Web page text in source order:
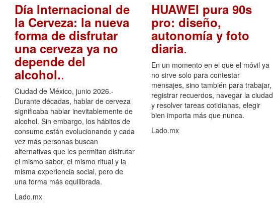
Día Internacional de
la Cerveza: la nueva
forma de disfrutar
una cerveza ya no
depende del
alcohol..
Ciudad de México, junio 2026.-
Durante décadas, hablar de cerveza
significaba hablar inevitablemente de
alcohol. Sin embargo, los hábitos de
consumo están evolucionando y cada
vez más personas buscan
alternativas que les permitan disfrutar
el mismo sabor, el mismo ritual y la
misma experiencia social, pero de
una forma más equilibrada.
Lado.mx
HUAWEI pura 90s
pro: diseño,
autonomía y foto
diaria.
En un momento en el que el móvil ya
no sirve solo para contestar
mensajes, sino también para trabajar,
registrar recuerdos, navegar la ciudad
y resolver tareas cotidianas, elegir
bien importa más que nunca.
Lado.mx